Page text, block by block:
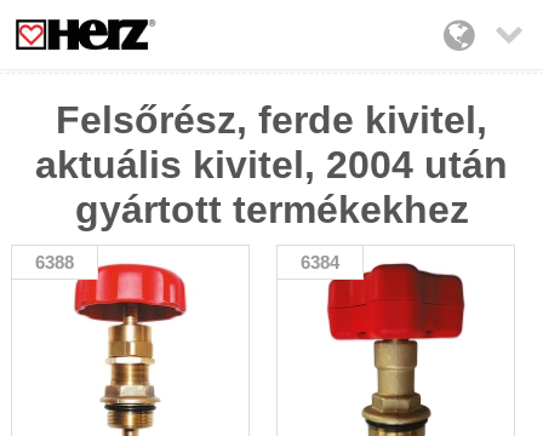

Felsőrész, ferde kivitel,
aktuális kivitel, 2004 után
gyártott termékekhez
6388 6384